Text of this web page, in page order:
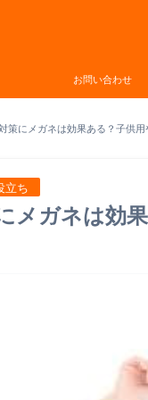
お問い合わせ
策にメガネは効果ある？子供
立ち
メガネは効